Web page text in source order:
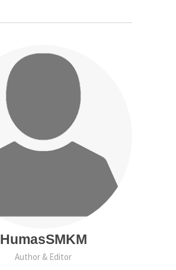
HumasSMKM
Author & Editor